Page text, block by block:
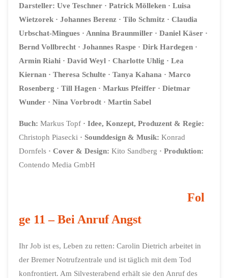
Darsteller:Uve Teschner · Patrick Mölleken · Luisa
Wietzorek · Johannes Berenz · Tilo Schmitz · Claudia
Urbschat-Mingues · Annina Braunmiller · Daniel Käser ·
Bernd Vollbrecht · Johannes Raspe · Dirk Hardegen ·
Armin Riahi ·David Weyl · Charlotte Uhlig · Lea
Kiernan · Theresa Schulte ·Tanya Kahana · Marco
Rosenberg ·Till Hagen · Markus Pfeiffer · Dietmar
Wunder · Nina Vorbrodt ·Martin Sabel
Buch: Markus Topf ·Idee, Konzept, Produzent & Regie:
Christoph Piasecki ·Sounddesign & Musik: Konrad
Dornfels ·Cover & Design: Kito Sandberg ·Produktion:
Contendo Media GmbH
Fol
ge 11 – Bei Anruf Angst
Ihr Job ist es, Leben zu retten: Carolin Dietrich arbeitet in
der Bremer Notrufzentrale und ist täglich mit dem Tod
konfrontiert. Am Silvesterabend erhält sie den Anruf des